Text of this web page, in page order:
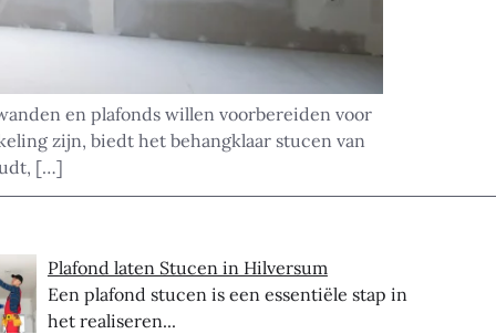
en plafonds willen voorbereiden voor
zijn, biedt het behangklaar stucen van
[…]
Plafond laten Stucen in Hilversum
Een plafond stucen is een essentiële stap in
het realiseren...